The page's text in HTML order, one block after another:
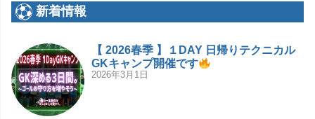
新着情報
【 2026春季 】１DAY 日帰りテクニカル
GKキャンプ開催です
2026年3月1日